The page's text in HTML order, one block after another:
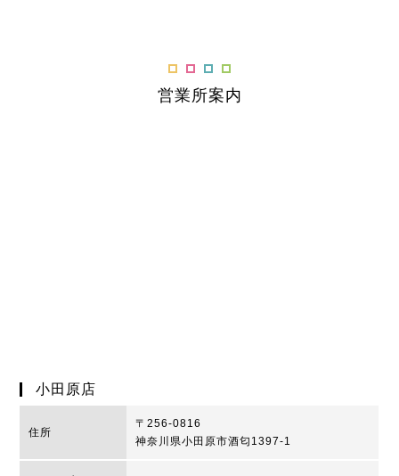
営業所案内
小田原店
住所
〒256-0816
神奈川県小田原市酒匂1397-1